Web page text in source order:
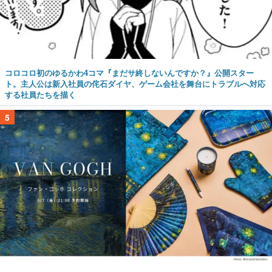
コロコロ初のゆるかわ4コマ『まだサ終しないんですか？』公開スター
ト。主人公は新入社員の侘石ダイヤ、ゲーム会社を舞台にトラブルへ対応
する社員たちを描く
5